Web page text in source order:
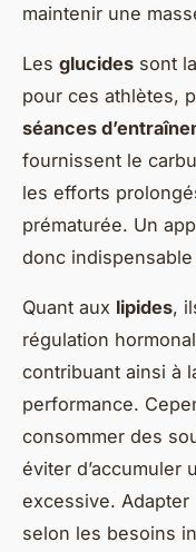
maintenir une
Les glucides sont
pour ces athlètes,
séances
fournissent le
les efforts
prématurée. Un
donc
Quant aux lipides,
régulation
contribuant ainsi à
performance.
consommer des
éviter d’accumuler
excessive.
selon les besoins